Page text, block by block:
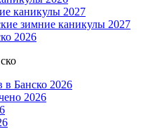
каникулы 2027
зимние каникулы 2027
2026
в Банско 2026
2026